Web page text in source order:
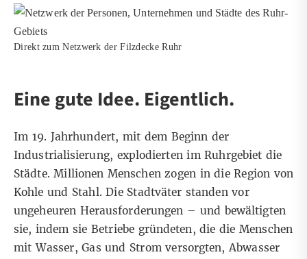
Direkt zum Netzwerk der Filzdecke Ruhr
Eine gute Idee. Eigentlich.
Im 19. Jahrhundert, mit dem Beginn der
Industrialisierung, explodierten im Ruhrgebiet die
Städte. Millionen Menschen zogen in die Region von
Kohle und Stahl. Die Stadtväter standen vor
ungeheuren Herausforderungen – und bewältigten
sie, indem sie Betriebe gründeten, die die Menschen
mit Wasser, Gas und Strom versorgten, Abwasser